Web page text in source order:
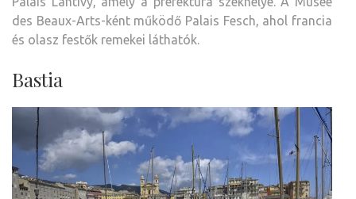
des Beaux-Arts-ként működő Palais Fesch, ahol francia
és olasz festők remekei láthatók.
Bastia